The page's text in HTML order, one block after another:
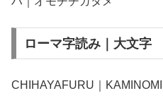
ローマ字読み｜大文字
CHIHAYAFURU｜